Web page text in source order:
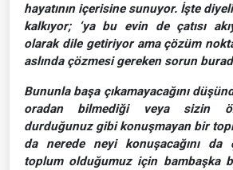
hayatının içerisine sunuyor. İşte
kalkıyor; ‘ya bu evin de çatısı
olarak dile getiriyor ama çözüm
aslında çözmesi gereken sorun
Bununla başa çıkamayacağını
oradan bilmediği veya sizin
durduğunuz gibi konuşmayan bir
da nerede neyi konuşacağını
toplum olduğumuz için bambaşka